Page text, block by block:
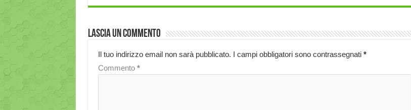
Lascia un commento
Il tuo indirizzo email non sarà pubblicato. I campi obbligatori sono contrassegnati *
Commento *